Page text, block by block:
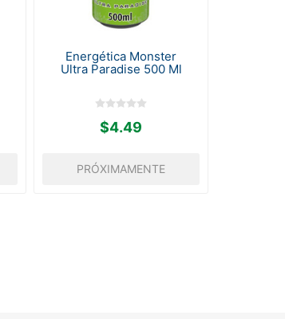
Energética Monster
Ultra Paradise 500 Ml
$4.49
PRÓXIMAMENTE